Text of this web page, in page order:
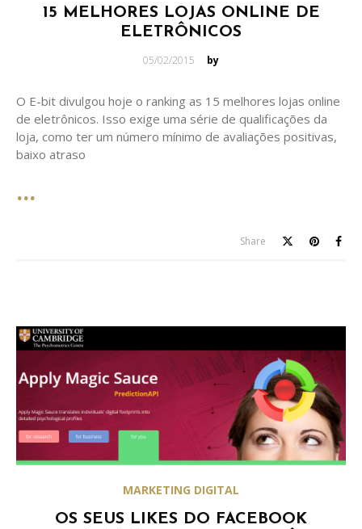
15 MELHORES LOJAS ONLINE DE
ELETRÔNICOS
Posted
05/02/2015 by
O E-bit divulgou hoje o ranking as 15 melhores lojas online
de eletrônicos. Isso exige uma série de qualificações da
loja, como ter um número mínimo de avaliações positivas,
baixo atraso
Share
MARKETING DIGITAL
OS SEUS LIKES DO FACEBOOK